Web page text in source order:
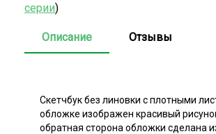
серии)
Описание Отзывы
Скетчбук без линовки с плотными
обложке изображен красивый
обратная сторона обложки сделана